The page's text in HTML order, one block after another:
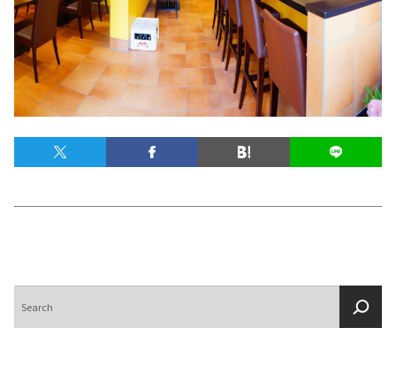
テキーラの飲み方 How to Drink Tequila
テキーラマップ Tequila Map
メキシコ料理 Cuisines of Mexico
メキシコ旅行
索